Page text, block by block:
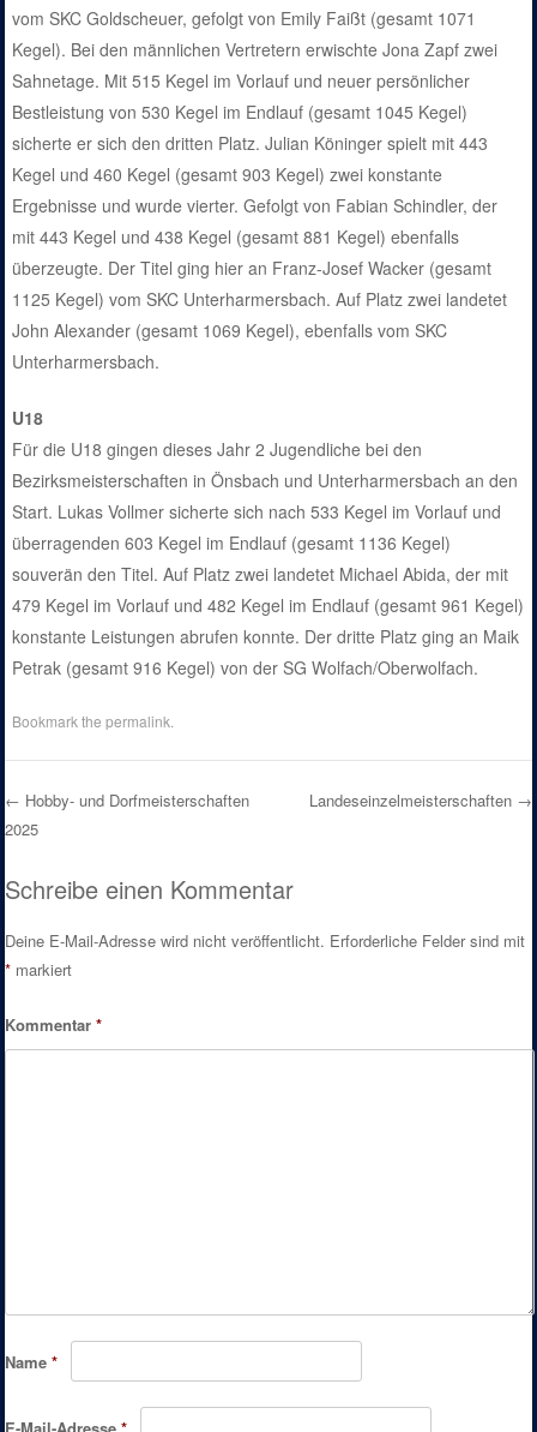
vom SKC Goldscheuer, gefolgt von Emily Faißt (gesamt 1071
Kegel). Bei den männlichen Vertretern erwischte Jona Zapf zwei
Sahnetage. Mit 515 Kegel im Vorlauf und neuer persönlicher
Bestleistung von 530 Kegel im Endlauf (gesamt 1045 Kegel)
sicherte er sich den dritten Platz. Julian Köninger spielt mit 443
Kegel und 460 Kegel (gesamt 903 Kegel) zwei konstante
Ergebnisse und wurde vierter. Gefolgt von Fabian Schindler, der
mit 443 Kegel und 438 Kegel (gesamt 881 Kegel) ebenfalls
überzeugte. Der Titel ging hier an Franz-Josef Wacker (gesamt
1125 Kegel) vom SKC Unterharmersbach. Auf Platz zwei landetet
John Alexander (gesamt 1069 Kegel), ebenfalls vom SKC
Unterharmersbach.
U18
Für die U18 gingen dieses Jahr 2 Jugendliche bei den
Bezirksmeisterschaften in Önsbach und Unterharmersbach an den
Start. Lukas Vollmer sicherte sich nach 533 Kegel im Vorlauf und
überragenden 603 Kegel im Endlauf (gesamt 1136 Kegel)
souverän den Titel. Auf Platz zwei landetet Michael Abida, der mit
479 Kegel im Vorlauf und 482 Kegel im Endlauf (gesamt 961 Kegel)
konstante Leistungen abrufen konnte. Der dritte Platz ging an Maik
Petrak (gesamt 916 Kegel) von der SG Wolfach/Oberwolfach.
Bookmark thepermalink
Post navigation
← Hobby- und Dorfmeisterschaften
2025
Landeseinzelmeisterschaften →
Schreibe einen Kommentar
Deine E-Mail-Adresse wird nicht veröffentlicht. Erforderliche Felder sind mit
* markiert
Kommentar*
Name*